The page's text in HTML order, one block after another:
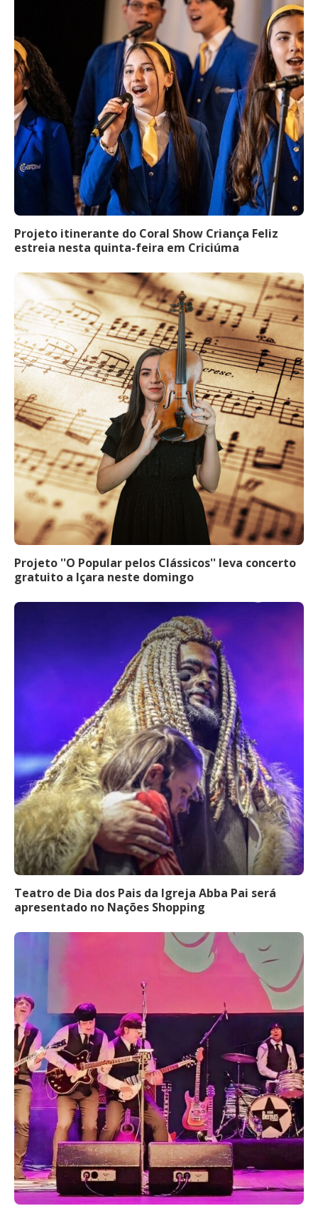
Projeto itinerante do Coral Show Criança Feliz
estreia nesta quinta-feira em Criciúma
Projeto ''O Popular pelos Clássicos'' leva concerto
gratuito a Içara neste domingo
Teatro de Dia dos Pais da Igreja Abba Pai será
apresentado no Nações Shopping